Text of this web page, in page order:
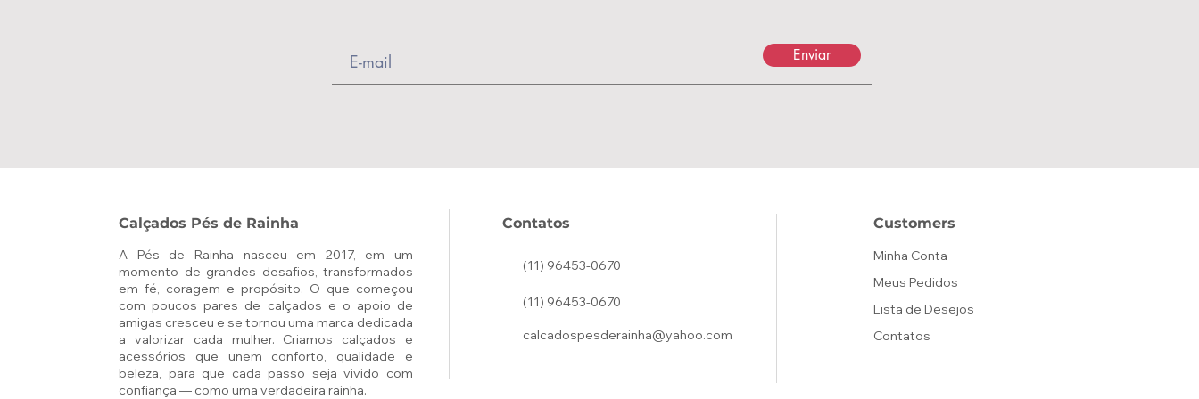
Enviar
Calçados Pés de Rainha
A Pés de Rainha nasceu em 2017, em um
momento de grandes desafios, transformados
em fé, coragem e propósito. O que começou
com poucos pares de calçados e o apoio de
amigas cresceu e se tornou uma marca dedicada
a valorizar cada mulher. Criamos calçados e
acessórios que unem conforto, qualidade e
beleza, para que cada passo seja vivido com
confiança — como uma verdadeira rainha.
Contatos
(11) 96453-0670
(11) 96453-0670
calcadospesderainha@yahoo.com
Customers
Minha Conta
Meus Pedidos
Lista de Desejos
Contatos